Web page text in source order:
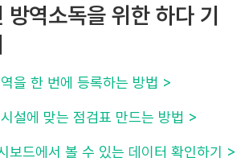
방역소독을 위한 하다 기
을 한 번에 등록하는 방법 >
설에 맞는 점검표 만드는 방법 >
보드에서 볼 수 있는 데이터 확인하기 >